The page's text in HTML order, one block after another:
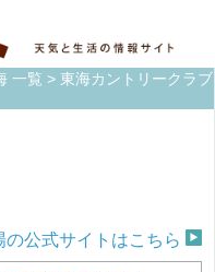
一覧 > 東海カントリークラブ
の公式サイトはこちら